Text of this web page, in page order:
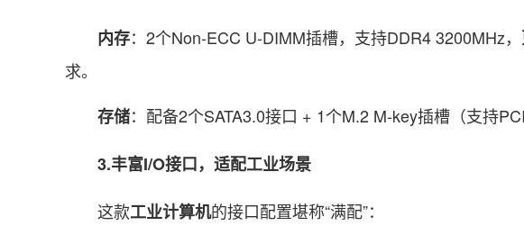
内存：2个Non-ECC U-DIMM插槽，支持DDR4 3200MHz，
求。
存储：配备2个SATA3.0接口 + 1个M.2 M-key插槽（支持
3.丰富I/O接口，适配工业场景
这款工业计算机的接口配置堪称“满配”：